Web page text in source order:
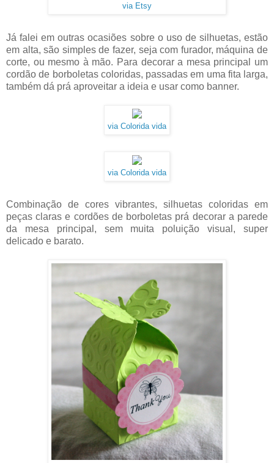
via Etsy
Já falei em outras ocasiões sobre o uso de silhuetas, estão
em alta, são simples de fazer, seja com furador, máquina de
corte, ou mesmo à mão. Para decorar a mesa principal um
cordão de borboletas coloridas, passadas em uma fita larga,
também dá prá aproveitar a ideia e usar como banner.
via Colorida vida
via Colorida vida
Combinação de cores vibrantes, silhuetas coloridas em
peças claras e cordões de borboletas prá decorar a parede
da mesa principal, sem muita poluição visual, super
delicado e barato.